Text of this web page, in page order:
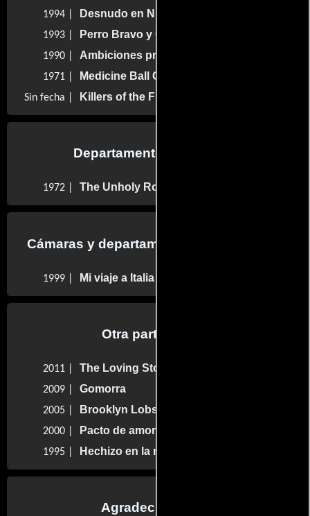
1994 | Desnudo en Nueva York
1993 | Perro Bravo y Gloria
1990 | Ambiciones prohibidas
1971 | Medicine Ball Caravan
Sin fecha | Killers of the Flower Moon
Departamento de editorial
1972 | The Unholy Rollers
Cámaras y departamento de electricidad
1999 | Mi viaje a Italia
Otra participaron
2011 | The Loving Story
2009 | Gomorra
2005 | Brooklyn Lobster
2000 | Pacto de amor
1995 | Hechizo en la ruta maya
Agradecimientos